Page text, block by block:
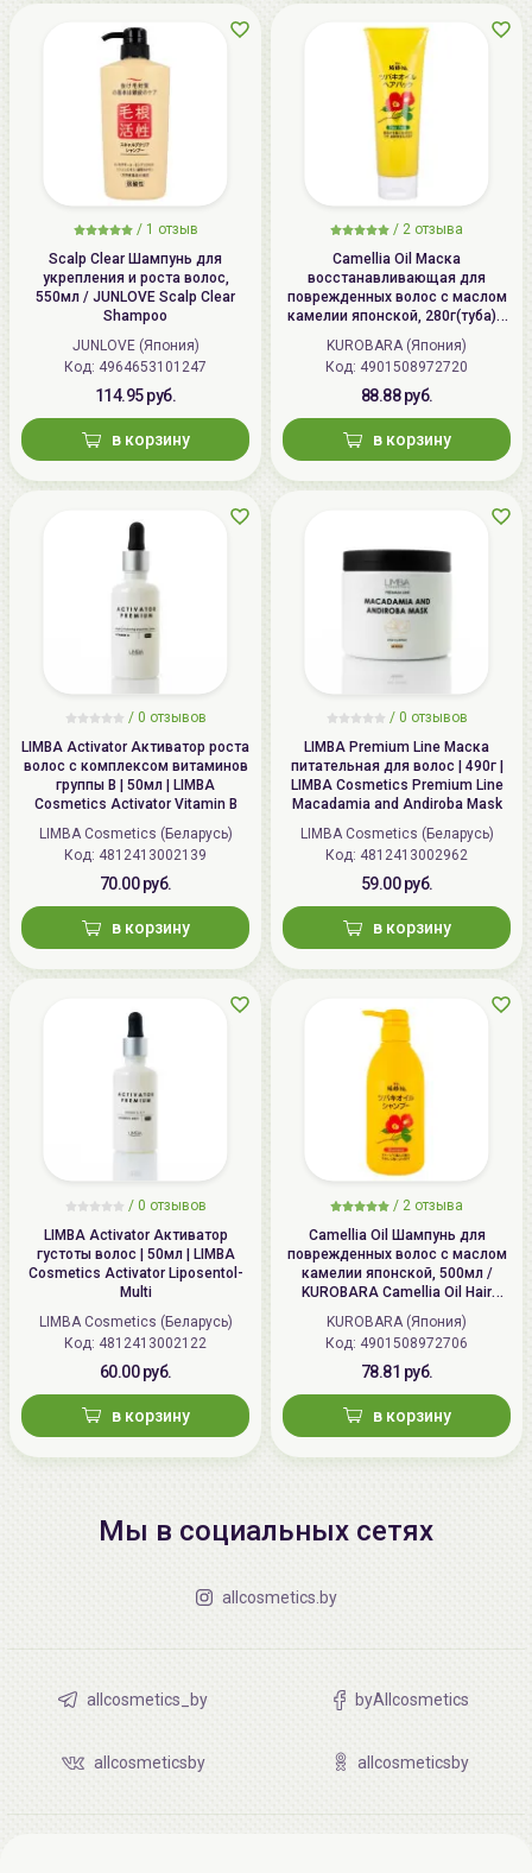
/ 1 отзыв
Scalp Clear Шампунь для
укрепления и роста волос,
550мл / JUNLOVE Scalp Clear
Shampoo
JUNLOVE (Япония)
Код: 4964653101247
114.95 руб.
в корзину
/ 2 отзыва
Camellia Oil Маска
восстанавливающая для
поврежденных волос с маслом
камелии японской, 280г(туба) /
KUROBARA Camellia Oil Hair Pack
KUROBARA (Япония)
Код: 4901508972720
88.88 руб.
в корзину
/ 0 отзывов
LIMBA Activator Активатор роста
волос с комплексом витаминов
группы В | 50мл | LIMBA
Cosmetics Activator Vitamin B
LIMBA Cosmetics (Беларусь)
Код: 4812413002139
70.00 руб.
в корзину
/ 0 отзывов
LIMBA Premium Line Маска
питательная для волос | 490г |
LIMBA Cosmetics Premium Line
Macadamia and Andiroba Mask
LIMBA Cosmetics (Беларусь)
Код: 4812413002962
59.00 руб.
в корзину
/ 0 отзывов
LIMBA Activator Активатор
густоты волос | 50мл | LIMBA
Cosmetics Activator Liposentol-
Multi
LIMBA Cosmetics (Беларусь)
Код: 4812413002122
60.00 руб.
в корзину
/ 2 отзыва
Camellia Oil Шампунь для
поврежденных волос с маслом
камелии японской, 500мл /
KUROBARA Camellia Oil Hair
Shampoo
KUROBARA (Япония)
Код: 4901508972706
78.81 руб.
в корзину
Мы в социальных сетях
allcosmetics.by
allcosmetics_by byAllcosmetics
allcosmeticsby allcosmeticsby